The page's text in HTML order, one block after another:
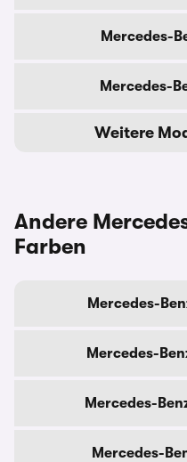
Mercedes-
Mercedes-
Weitere
Andere
Farben
Mercedes-
Mercedes-
Mercedes-
Mercedes-